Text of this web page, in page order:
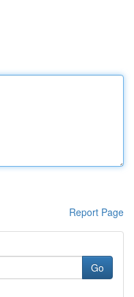
Report Page
Go